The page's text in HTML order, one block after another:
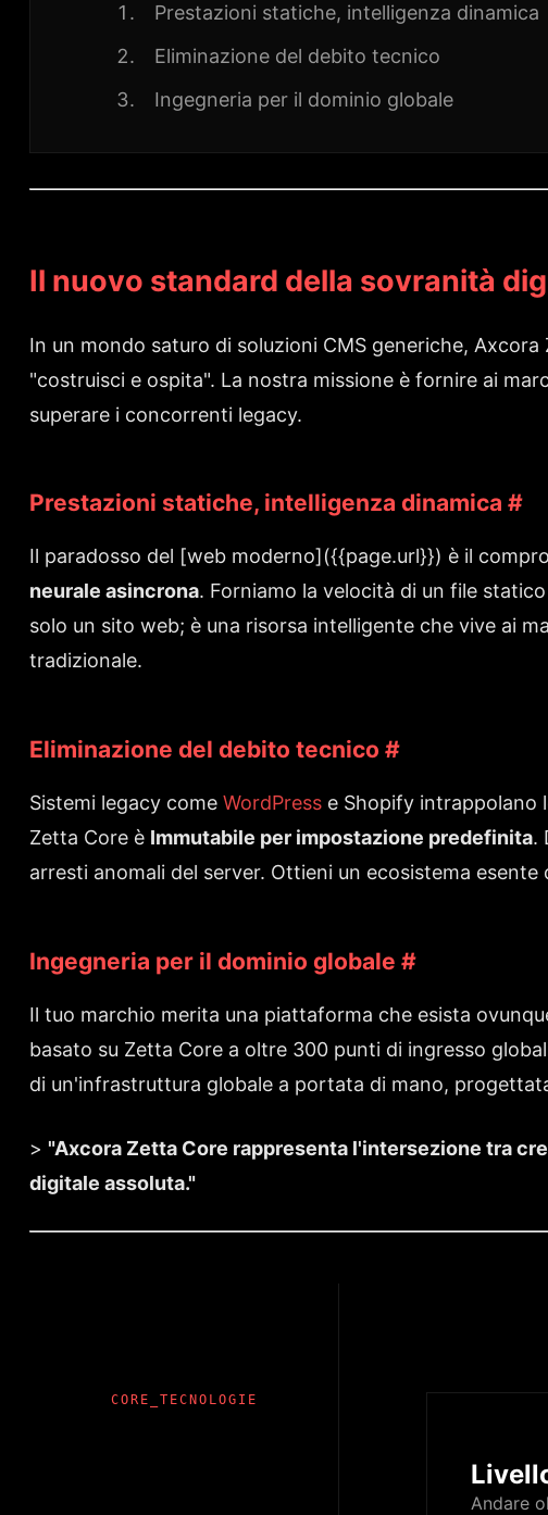
Prestazioni statiche, intelligenza dinamica
Eliminazione del debito tecnico
Ingegneria per il dominio globale
Il nuovo standard della sovranità
In un mondo saturo di soluzioni CMS generiche,
"costruisci e ospita". La nostra missione è fornire ai
superare i concorrenti legacy.
Prestazioni statiche, intelligenza dinamica #
Il paradosso del [web moderno]({{page.url}}) è il
neurale asincrona. Forniamo la velocità di un file
solo un sito web; è una risorsa intelligente che vive ai
tradizionale.
Eliminazione del debito tecnico #
Sistemi legacy come WordPress e Shopify intrappolano
Zetta Core è Immutabile per impostazione predefinita.
arresti anomali del server. Ottieni un ecosistema
Ingegneria per il dominio globale #
Il tuo marchio merita una piattaforma che esista
basato su Zetta Core a oltre 300 punti di ingresso
di un'infrastruttura globale a portata di mano,
> "Axcora Zetta Core rappresenta l'intersezione tra
digitale assoluta."
CORE_TECNOLOGIE
Andare